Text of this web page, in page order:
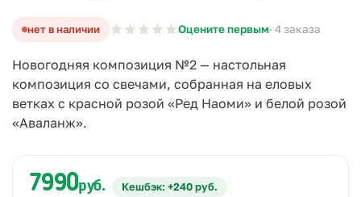
нет в наличии Оцените первым· 4 заказа
Новогодняя композиция №2 — настольная
композиция со свечами, собранная на еловых
ветках с красной розой «Ред Наоми» и белой розой
«Аваланж».
7990руб. Кешбэк: +240 руб.